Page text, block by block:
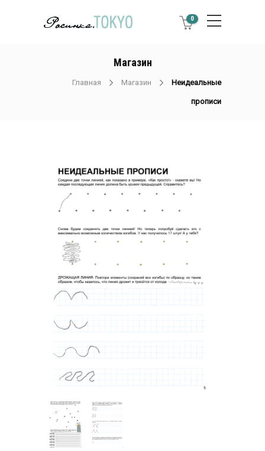
0
Магазин
Главная Магазин Неидеальные
прописи